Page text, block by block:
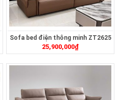
Sofa bed điện thông minh ZT2625
25,900,000₫